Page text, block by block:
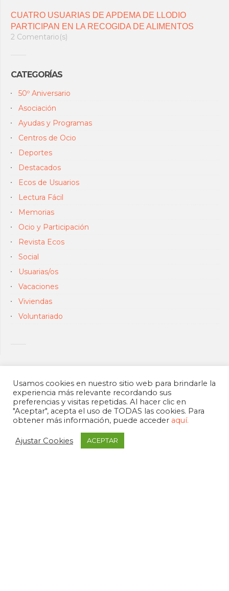
CUATRO USUARIAS DE APDEMA DE LLODIO
PARTICIPAN EN LA RECOGIDA DE ALIMENTOS
2 Comentario(s)
CATEGORÍAS
50º Aniversario
Asociación
Ayudas y Programas
Centros de Ocio
Deportes
Destacados
Ecos de Usuarios
Lectura Fácil
Memorias
Ocio y Participación
Revista Ecos
Social
Usuarias/os
Vacaciones
Viviendas
Voluntariado
Usamos cookies en nuestro sitio web para brindarle la
experiencia más relevante recordando sus
preferencias y visitas repetidas. Al hacer clic en
"Aceptar", acepta el uso de TODAS las cookies. Para
obtener más información, puede acceder aquí.
Ajustar Cookies ACEPTAR